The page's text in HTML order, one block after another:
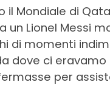
il Mondiale di
un Lionel Messi
di momenti
dove ci
per